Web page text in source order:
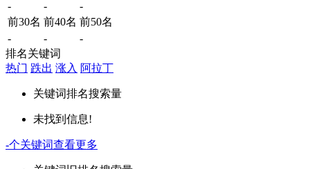
- -
-
前30名 前40名 前50名
-
-
-
排名关键词
热门 跌出 涨入 阿拉丁
关键词排名搜索量
未找到信息!
-个关键词查看更多